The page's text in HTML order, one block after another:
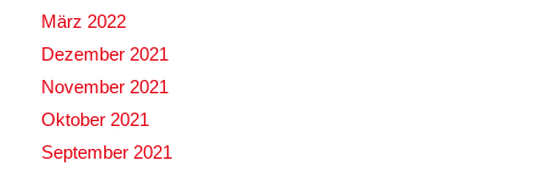
März 2022
Dezember 2021
November 2021
Oktober 2021
September 2021